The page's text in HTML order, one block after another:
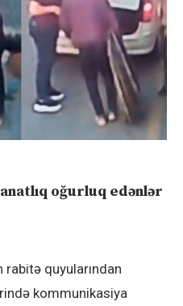
oğurluq edənlər
quyularından
kommunikasiya